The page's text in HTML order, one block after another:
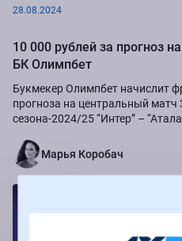
28.08.2024
10 000 рублей за прогноз
БК Олимпбет
Букмекер Олимпбет начислит
прогноза на центральный матч
сезона-2024/25 “Интер” –
Марья Коробач